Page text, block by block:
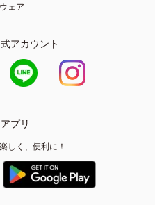
ェア
アカウント
プリ
しく、便利に！